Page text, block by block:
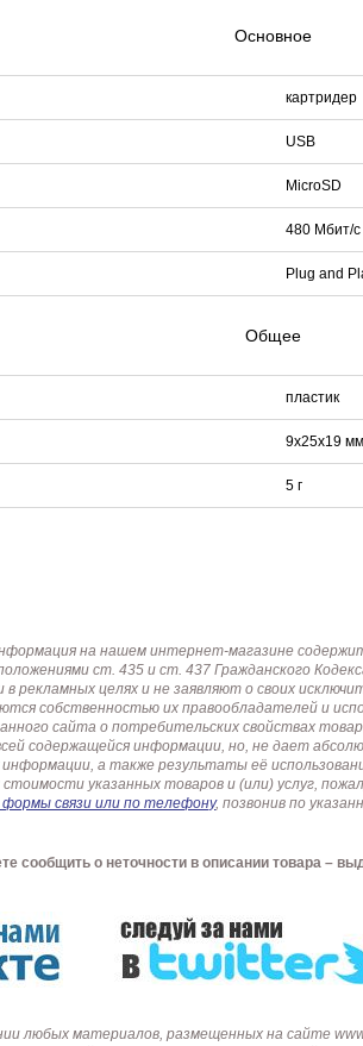
Основное
картридер
USB
MicroSD
480 Мбит/с
Plug and
Общее
пластик
9х25х19 мм
5 г
на нашем интернет-магазине
ст. 435 и ст. 437 Гражданского
рекламных целях и не заявляют о своих
собственностью их правообладателей и
сайта о потребительских свойствах
содержащейся информации, но, не дает
а также результаты её
указанных товаров и (или) услуг,
формы связи или по телефону, позвонив по
сообщить о неточности в описании товара –
любых материалов, размещенных на сайте